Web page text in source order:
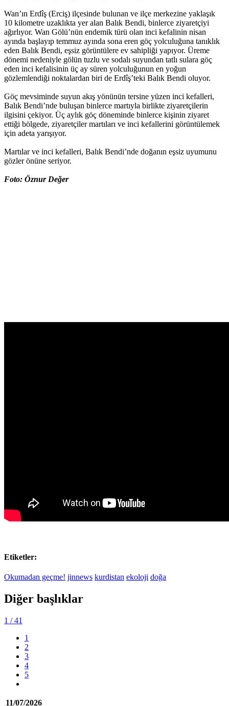
Wan’ın Erdîş (Erciş) ilçesinde bulunan ve ilçe merkezine yaklaşık
10 kilometre uzaklıkta yer alan Balık Bendi, binlerce ziyaretçiyi
ağırlıyor. Wan Gölü’nün endemik türü olan inci kefalinin nisan
ayında başlayıp temmuz ayında sona eren göç yolculuğuna tanıklık
eden Balık Bendi, eşsiz görüntülere ev sahipliği yapıyor. Üreme
dönemi nedeniyle gölün tuzlu ve sodalı suyundan tatlı sulara göç
eden inci kefalisinin üç ay süren yolculuğunun en yoğun
gözlemlendiği noktalardan biri de Erdîş’teki Balık Bendi oluyor.
Göç mevsiminde suyun akış yönünün tersine yüzen inci kefalleri,
Balık Bendi’nde buluşan binlerce martıyla birlikte ziyaretçilerin
ilgisini çekiyor. Üç aylık göç döneminde binlerce kişinin ziyaret
ettiği bölgede, ziyaretçiler martıları ve inci kefallerini görüntülemek
için adeta yarışıyor.
Martılar ve inci kefalleri, Balık Bendi’nde doğanın eşsiz uyumunu
gözler önüne seriyor.
Foto: Öznur Değer
Etiketler:
Okumadan geçme! jinnews kurdistan ekoloji doğa
Diğer başlıklar
1 / 41
1
2
3
4
5
11/07/2026